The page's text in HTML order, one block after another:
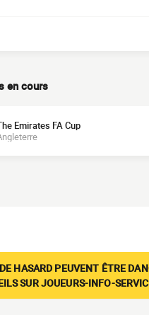
en cours
Emirates FA Cup
HASARD PEUVENT ÊTRE
SUR JOUEURS-INFO-